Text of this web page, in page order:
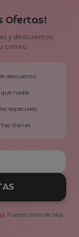
Ofertas!
y descuentos
correo
descuento
nadie
especiales
diarias
. Puedes darte de baja